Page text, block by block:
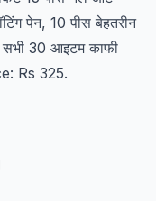
पेन, 10 पीस बेहतरीन
सभी 30 आइटम काफी
Rs 325.